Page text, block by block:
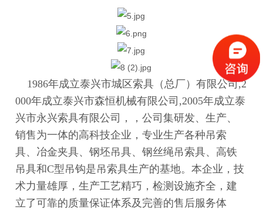
1986年成立泰兴市城区索具（总厂）有限公司,2
000年成立泰兴市森恒机械有限公司,2005年成立泰
兴市永兴索具有限公司，，公司集研发、生产、
销售为一体的高科技企业，专业生产各种吊索
具、冶金夹具、钢坯吊具、钢丝绳吊索具、高铁
吊具和C型吊钩是吊索具生产的基地。本企业，技
术力量雄厚，生产工艺精巧，检测设施齐全，建
立了可靠的质量保证体系及完善的售后服务体